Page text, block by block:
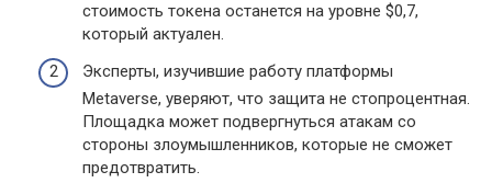
стоимость токена останется на уровне $0,7,
который актуален.
Эксперты, изучившие работу платформы
Metaverse, уверяют, что защита не стопроцентная.
Площадка может подвергнуться атакам со
стороны злоумышленников, которые не сможет
предотвратить.